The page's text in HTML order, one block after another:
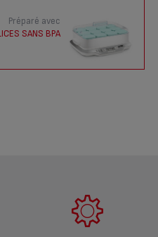
Préparé avec
SANS BPA